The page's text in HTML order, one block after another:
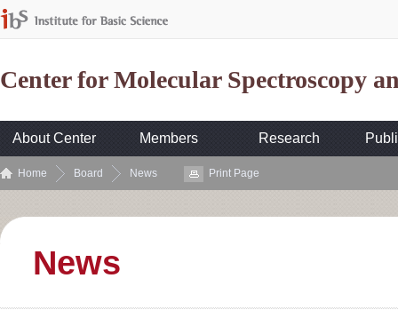
Center for Molecular Spectroscopy
About Center Members Research
Home Board News Print Page
News